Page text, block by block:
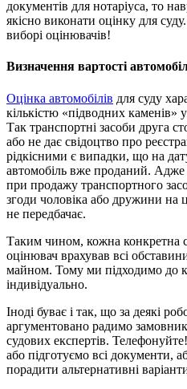
документів для нотаріуса, то
якісно виконати оцінку для
виборі оцінювачів!
Визначення вартості
Оцінка автомобілів для суду
кількістю «підводних каменів»
Так транспортні засоби друга
або не дає свідоцтво про
рідкісними є випадки, що на
автомобіль вже проданий. Адже
при продажу транспортного
згоди чоловіка або дружини на
не передбачає.
Таким чином, кожна конкретна
оцінювач врахував всі
майном. Тому ми підходимо до
індивідуально.
Іноді буває і так, що за деякі
аргументовано радимо
судових експертів.
або підготуємо всі документи,
порадити альтернативні